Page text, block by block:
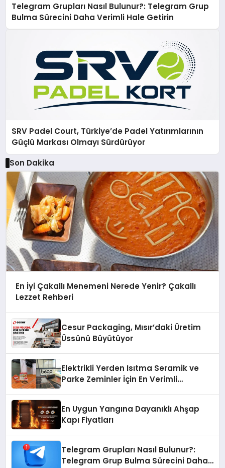
Telegram Grupları Nasıl Bulunur?: Telegram Grup
Bulma Sürecini Daha Verimli Hale Getirin
SRV Padel Court, Türkiye’de Padel Yatırımlarının
Güçlü Markası Olmayı Sürdürüyor
Son Dakika
En İyi Çakallı Menemeni Nerede Yenir? Çakallı
Lezzet Rehberi
Cesur Packaging, Mısır’daki Üretim
Üssünü Büyütüyor
Elektrikli Yerden Isıtma Seramik ve
Parke Zeminler İçin En Verimli
En Uygun Yangına Dayanıklı Ahşap
Kapı Fiyatları
Telegram Grupları Nasıl Bulunur?:
Telegram Grup Bulma Sürecini Daha